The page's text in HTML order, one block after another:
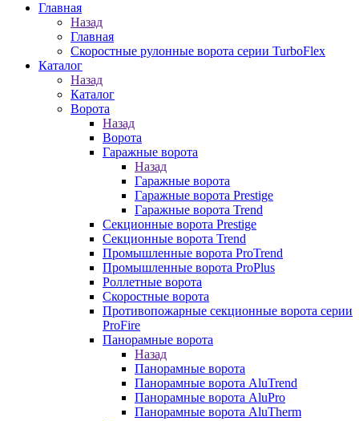
Главная
Назад
Главная
Скоростные рулонные ворота серии TurboFlex
Каталог
Назад
Каталог
Ворота
Назад
Ворота
Гаражные ворота
Назад
Гаражные ворота
Гаражные ворота Prestige
Гаражные ворота Trend
Секционные ворота Prestige
Секционные ворота Trend
Промышленные ворота ProTrend
Промышленные ворота ProPlus
Роллетные ворота
Скоростные ворота
Противопожарные секционные ворота серии
ProFire
Панорамные ворота
Назад
Панорамные ворота
Панорамные ворота AluTrend
Панорамные ворота AluPro
Панорамные ворота AluTherm